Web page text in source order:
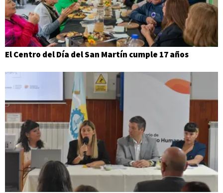
El Centro del Día del San Martín cumple 17 años